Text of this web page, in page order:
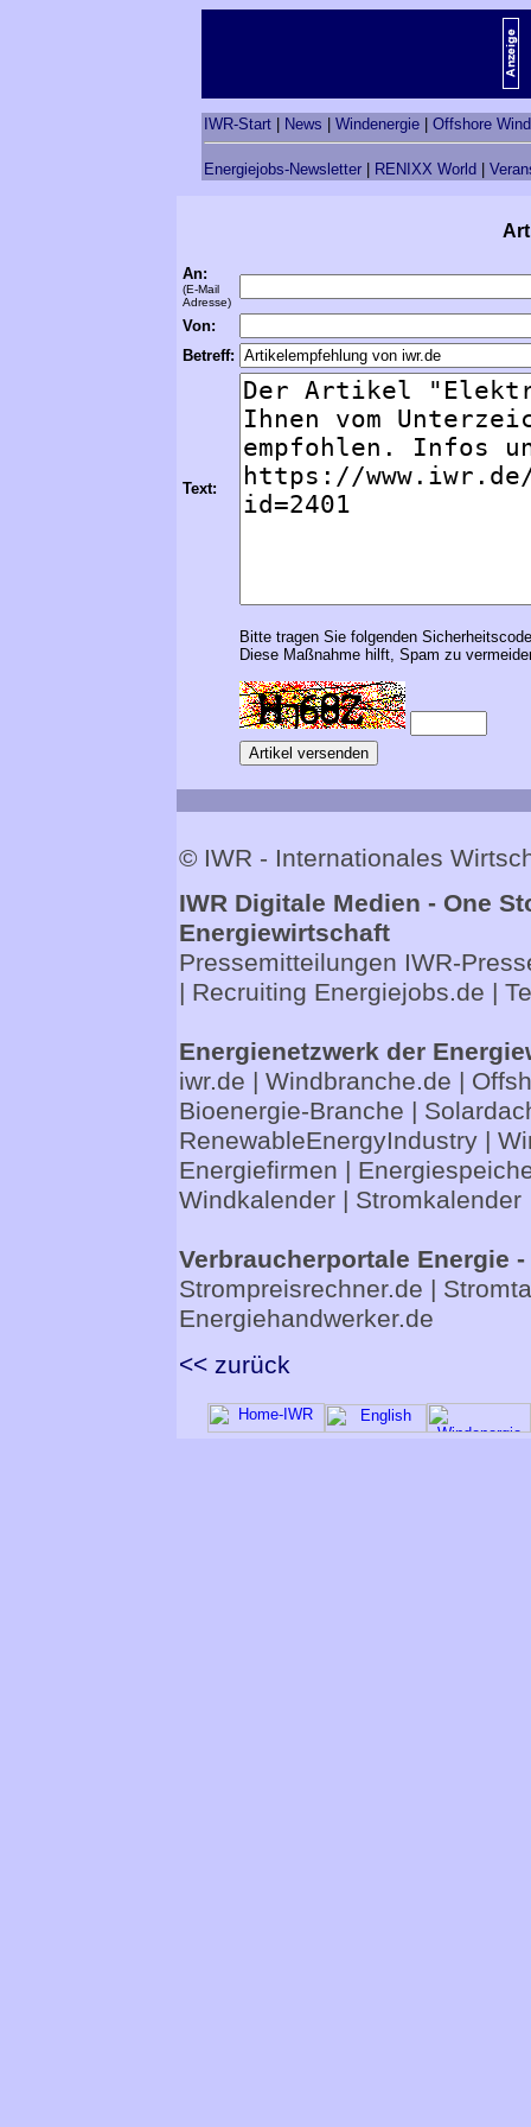
IWR-Start News Windenergie Offshore
Energiejobs-Newsletter RENIXX World
An:
(E-Mail
Adresse)
Von:
Betreff:
Text:
Bitte tragen Sie folgenden
Diese Maßnahme hilft, Spam zu
© IWR - Internationales
IWR Digitale Medien - One
Energiewirtschaft
Pressemitteilungen IWR-
| Recruiting Energiejobs.de |
Energienetzwerk der
iwr.de | Windbranche.de |
Bioenergie-Branche |
RenewableEnergyIndustry|
Energiefirmen |
Windkalender| Stromkalender
Verbraucherportale Energie
Strompreisrechner.de |
Energiehandwerker.de
<< zurück